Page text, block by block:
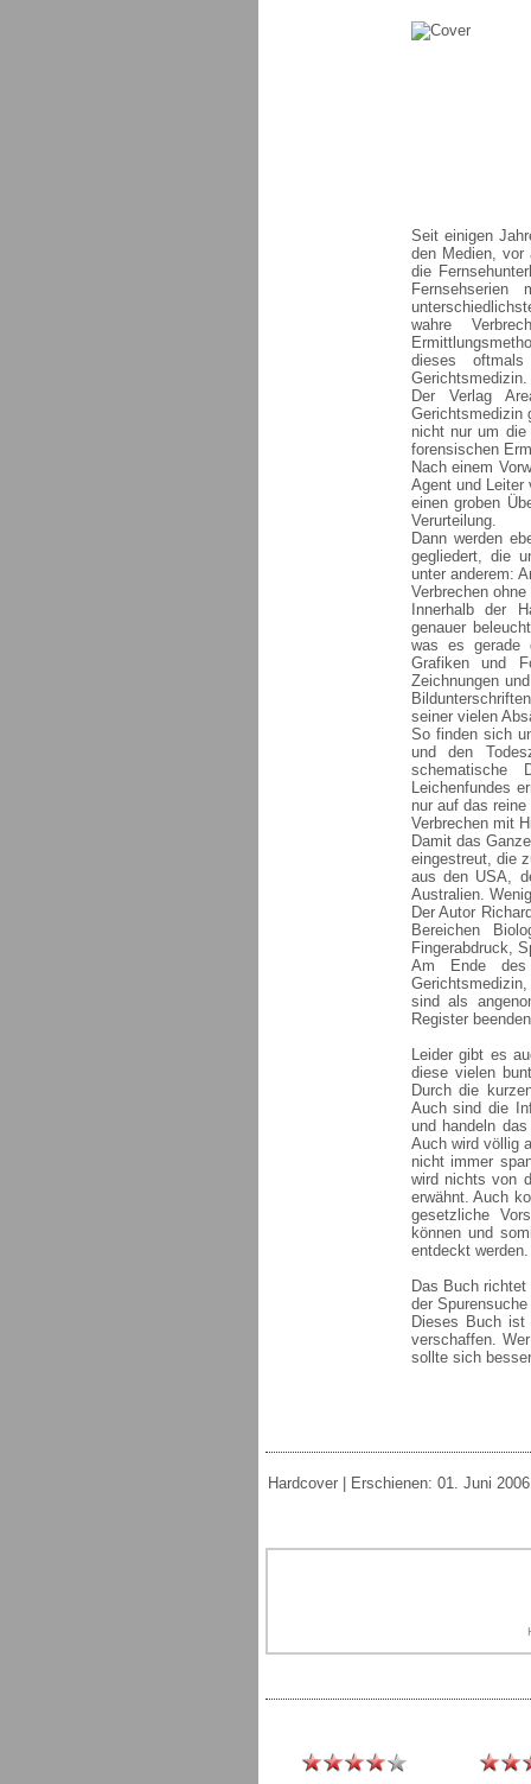
Seit einigen
den Medien, vor
die
wahre
dieses
Gerichtsmedizin.
Der Verlag
Gerichtsmedizin
nicht nur um
forensischen
Nach einem
Agent und Leiter
einen groben
Verurteilung.
Dann werden
gegliedert, die
unter anderem:
Verbrechen
Innerhalb der
genauer
was es gerade
Grafiken und
Zeichnungen
seiner vielen
So finden sich
und den
schematische
Leichenfundes
nur auf das
Verbrechen mit
Damit das
eingestreut, die
aus den USA,
Australien.
Der Autor
Bereichen
Fingerabdruck,
Am Ende
sind als
Register
Leider gibt es
diese vielen
Durch die
Auch sind die
und handeln
Auch wird völlig
nicht immer
wird nichts von
erwähnt. Auch
gesetzliche
können und
entdeckt werden.
Das Buch
der
Dieses Buch ist
verschaffen.
sollte sich
Hardcover | Erschienen: 01. Juni